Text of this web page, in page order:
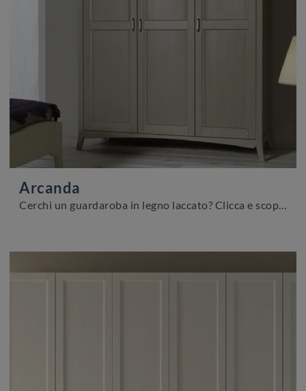
Arcanda
Cerchi un guardaroba in legno laccato? Clicca e scopri armadi a muro con ante battenti di Scandola.